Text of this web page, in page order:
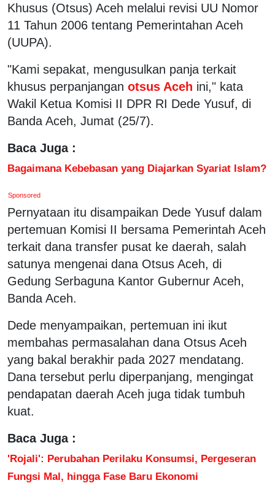
Khusus (Otsus) Aceh melalui revisi UU Nomor
11 Tahun 2006 tentang Pemerintahan Aceh
(UUPA).
"Kami sepakat, mengusulkan panja terkait
khusus perpanjangan otsus Aceh ini," kata
Wakil Ketua Komisi II DPR RI Dede Yusuf, di
Banda Aceh, Jumat (25/7).
Baca Juga :
Bagaimana Kebebasan yang Diajarkan Syariat Islam?
Sponsored
Pernyataan itu disampaikan Dede Yusuf dalam
pertemuan Komisi II bersama Pemerintah Aceh
terkait dana transfer pusat ke daerah, salah
satunya mengenai dana Otsus Aceh, di
Gedung Serbaguna Kantor Gubernur Aceh,
Banda Aceh.
Dede menyampaikan, pertemuan ini ikut
membahas permasalahan dana Otsus Aceh
yang bakal berakhir pada 2027 mendatang.
Dana tersebut perlu diperpanjang, mengingat
pendapatan daerah Aceh juga tidak tumbuh
kuat.
Baca Juga :
'Rojali': Perubahan Perilaku Konsumsi, Pergeseran
Fungsi Mal, hingga Fase Baru Ekonomi